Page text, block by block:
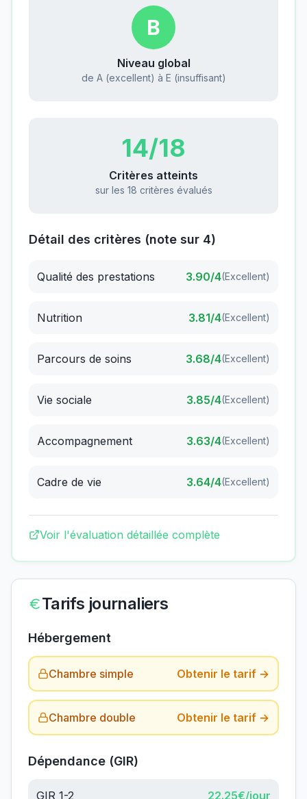
B
Niveau global
de A (excellent) à E (insuffisant)
14/18
Critères atteints
sur les 18 critères évalués
Détail des critères (note sur 4)
Qualité des prestations 3.90/4(Excellent)
Nutrition 3.81/4(Excellent)
Parcours de soins 3.68/4(Excellent)
Vie sociale 3.85/4(Excellent)
Accompagnement 3.63/4(Excellent)
Cadre de vie 3.64/4(Excellent)
Voir l'évaluation détaillée complète
Tarifs journaliers
Hébergement
Chambre simple Obtenir le tarif →
Chambre double Obtenir le tarif →
Dépendance (GIR)
GIR 1-2 22.25€/jour